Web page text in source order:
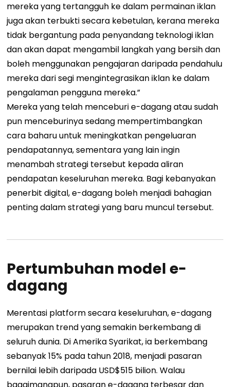
mereka yang tertangguh ke dalam permainan iklan
juga akan terbukti secara kebetulan, kerana mereka
tidak bergantung pada penyandang teknologi iklan
dan akan dapat mengambil langkah yang bersih dan
boleh menggunakan pengajaran daripada pendahulu
mereka dari segi mengintegrasikan iklan ke dalam
pengalaman pengguna mereka.”
Mereka yang telah menceburi e-dagang atau sudah
pun menceburinya sedang mempertimbangkan
cara baharu untuk meningkatkan pengeluaran
pendapatannya, sementara yang lain ingin
menambah strategi tersebut kepada aliran
pendapatan keseluruhan mereka. Bagi kebanyakan
penerbit digital, e-dagang boleh menjadi bahagian
penting dalam strategi yang baru muncul tersebut.
Pertumbuhan model e-
dagang
Merentasi platform secara keseluruhan, e-dagang
merupakan trend yang semakin berkembang di
seluruh dunia. Di Amerika Syarikat, ia berkembang
sebanyak 15% pada tahun 2018, menjadi pasaran
bernilai lebih daripada USD$515 bilion. Walau